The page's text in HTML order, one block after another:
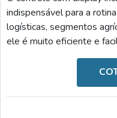
indispensável para a
logísticas, segmentos
ele é muito eficiente e
atividades.AS
importante salientar que
variadas companhias,
implementos robustos e